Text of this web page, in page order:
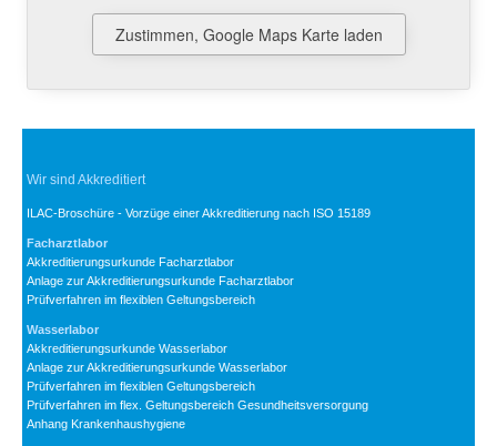
Wir sind Akkreditiert
ILAC-Broschüre - Vorzüge einer Akkreditierung nach ISO 15189
Facharztlabor
Akkreditierungsurkunde Facharztlabor
Anlage zur Akkreditierungsurkunde Facharztlabor
Prüfverfahren im flexiblen Geltungsbereich
Wasserlabor
Akkreditierungsurkunde Wasserlabor
Anlage zur Akkreditierungsurkunde Wasserlabor
Prüfverfahren im flexiblen Geltungsbereich
Prüfverfahren im flex. Geltungsbereich Gesundheitsversorgung
Anhang Krankenhaushygiene